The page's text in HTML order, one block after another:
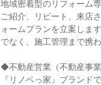
地域密着型のリフォーム
ご紹介、リピート、来店
ォームプランを立案しま
でなく、施工管理まで携わ
◆不動産営業（不動産事業
『リノベっ家』ブランド